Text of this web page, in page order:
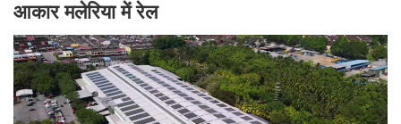
आकार मलेरिया में रेल